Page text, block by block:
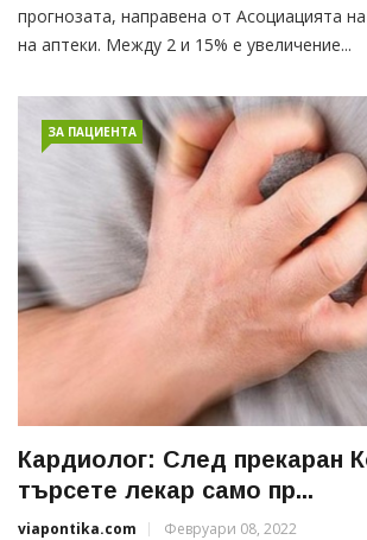
прогнозата, направена от Асоциацията
на аптеки. Между 2 и 15% е увеличение...
ЗА ПАЦИЕНТА
Кардиолог: След прекаран
търсете лекар само пр...
viapontika.com Февруари 08, 2022